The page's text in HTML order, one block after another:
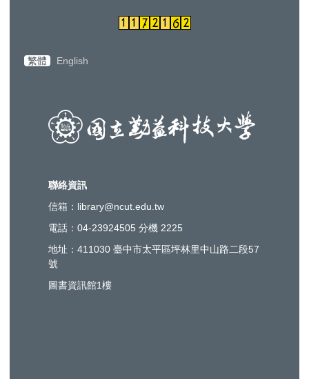
繁體 English
聯絡資訊
信箱：library@ncut.edu.tw
電話：04-23924505 分機 2225
地址：411030 臺中市太平區坪林里中山路二段57
號
圖書資訊館1樓